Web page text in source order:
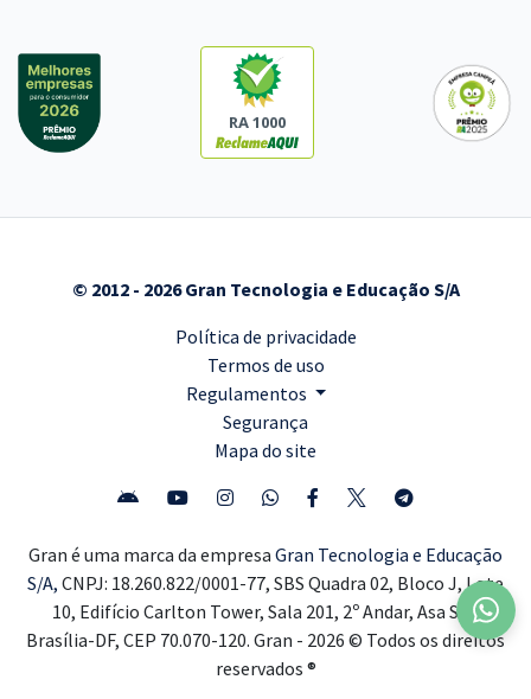
RA 1000
© 2012 - 2026 Gran Tecnologia e Educação S/A
Política de privacidade
Termos de uso
Regulamentos
Segurança
Mapa do site
Gran é uma marca da empresa Gran Tecnologia e Educação
S/A, CNPJ: 18.260.822/0001-77, SBS Quadra 02, Bloco J, Lote
10, Edifício Carlton Tower, Sala 201, 2º Andar, Asa Sul,
Brasília-DF, CEP 70.070-120. Gran - 2026 © Todos os direitos
reservados ®